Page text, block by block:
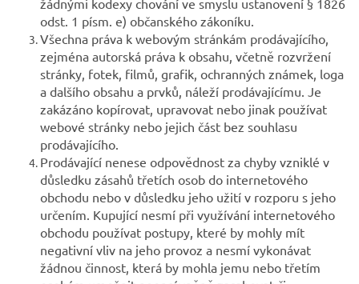
žádnými kodexy chování ve smyslu ustanovení § 1826
odst. 1 písm. e) občanského zákoníku.
Všechna práva k webovým stránkám prodávajícího,
zejména autorská práva k obsahu, včetně rozvržení
stránky, fotek, filmů, grafik, ochranných známek, loga
a dalšího obsahu a prvků, náleží prodávajícímu. Je
zakázáno kopírovat, upravovat nebo jinak používat
webové stránky nebo jejich část bez souhlasu
prodávajícího.
Prodávající nenese odpovědnost za chyby vzniklé v
důsledku zásahů třetích osob do internetového
obchodu nebo v důsledku jeho užití v rozporu s jeho
určením. Kupující nesmí při využívání internetového
obchodu používat postupy, které by mohly mít
negativní vliv na jeho provoz a nesmí vykonávat
žádnou činnost, která by mohla jemu nebo třetím